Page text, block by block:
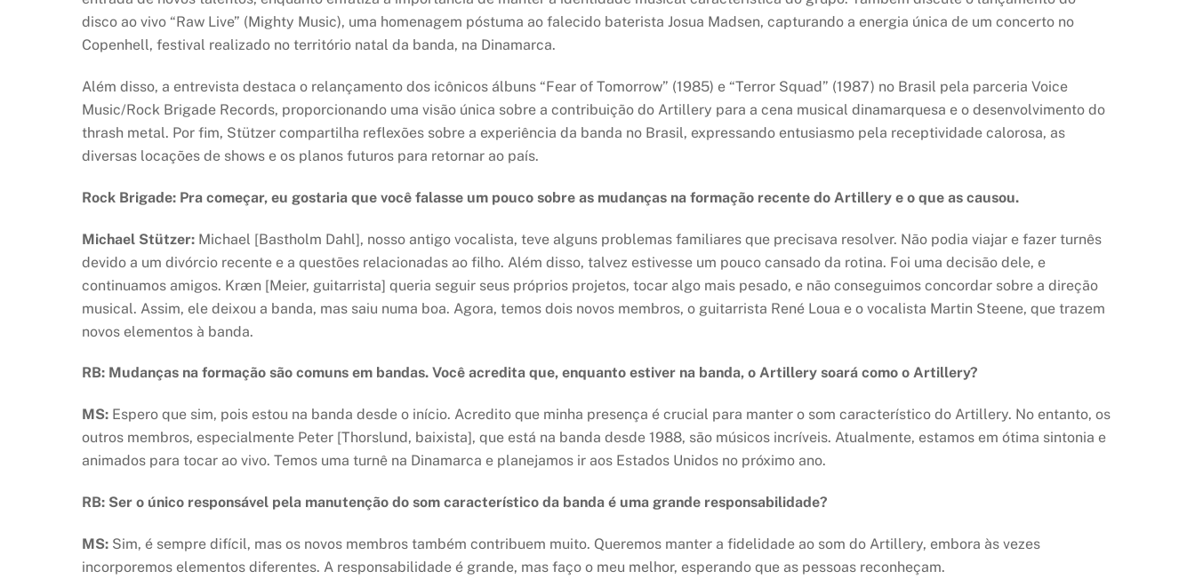
disco ao vivo “Raw Live” (Mighty Music), uma homenagem póstuma ao falecido baterista Josua Madsen, capturando a energia única de um concerto no
Copenhell, festival realizado no território natal da banda, na Dinamarca.
Além disso, a entrevista destaca o relançamento dos icônicos álbuns “Fear of Tomorrow” (1985) e “Terror Squad” (1987) no Brasil pela parceria Voice
Music/Rock Brigade Records, proporcionando uma visão única sobre a contribuição do Artillery para a cena musical dinamarquesa e o desenvolvimento do
thrash metal. Por fim, Stützer compartilha reflexões sobre a experiência da banda no Brasil, expressando entusiasmo pela receptividade calorosa, as
diversas locações de shows e os planos futuros para retornar ao país.
Rock Brigade: Pra começar, eu gostaria que você falasse um pouco sobre as mudanças na formação recente do Artillery e o que as causou.
Michael Stützer: Michael [Bastholm Dahl], nosso antigo vocalista, teve alguns problemas familiares que precisava resolver. Não podia viajar e fazer turnês
devido a um divórcio recente e a questões relacionadas ao filho. Além disso, talvez estivesse um pouco cansado da rotina. Foi uma decisão dele, e
continuamos amigos. Kræn [Meier, guitarrista] queria seguir seus próprios projetos, tocar algo mais pesado, e não conseguimos concordar sobre a direção
musical. Assim, ele deixou a banda, mas saiu numa boa. Agora, temos dois novos membros, o guitarrista René Loua e o vocalista Martin Steene, que trazem
novos elementos à banda.
RB: Mudanças na formação são comuns em bandas. Você acredita que, enquanto estiver na banda, o Artillery soará como o Artillery?
MS: Espero que sim, pois estou na banda desde o início. Acredito que minha presença é crucial para manter o som característico do Artillery. No entanto, os
outros membros, especialmente Peter [Thorslund, baixista], que está na banda desde 1988, são músicos incríveis. Atualmente, estamos em ótima sintonia e
animados para tocar ao vivo. Temos uma turnê na Dinamarca e planejamos ir aos Estados Unidos no próximo ano.
RB: Ser o único responsável pela manutenção do som característico da banda é uma grande responsabilidade?
MS: Sim, é sempre difícil, mas os novos membros também contribuem muito. Queremos manter a fidelidade ao som do Artillery, embora às vezes
incorporemos elementos diferentes. A responsabilidade é grande, mas faço o meu melhor, esperando que as pessoas reconheçam.